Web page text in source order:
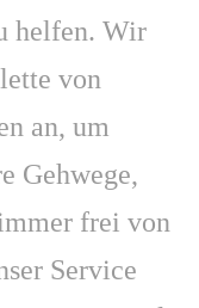
helfen. Wir
von
an, um
Gehwege,
frei von
Service